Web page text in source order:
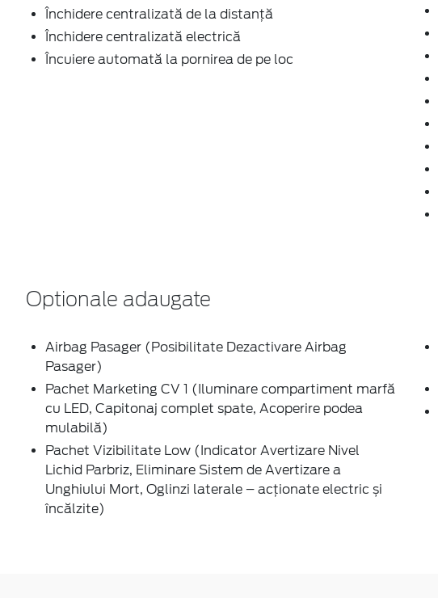
Închidere centralizată de la distanţă
Închidere centralizată electrică
Încuiere automată la pornirea de pe loc
Optionale adaugate
Airbag Pasager (Posibilitate Dezactivare Airbag
Pasager)
Pachet Marketing CV 1 (Iluminare compartiment marfă
cu LED, Capitonaj complet spate, Acoperire podea
mulabilă)
Pachet Vizibilitate Low (Indicator Avertizare Nivel
Lichid Parbriz, Eliminare Sistem de Avertizare a
Unghiului Mort, Oglinzi laterale – acționate electric și
încălzite)